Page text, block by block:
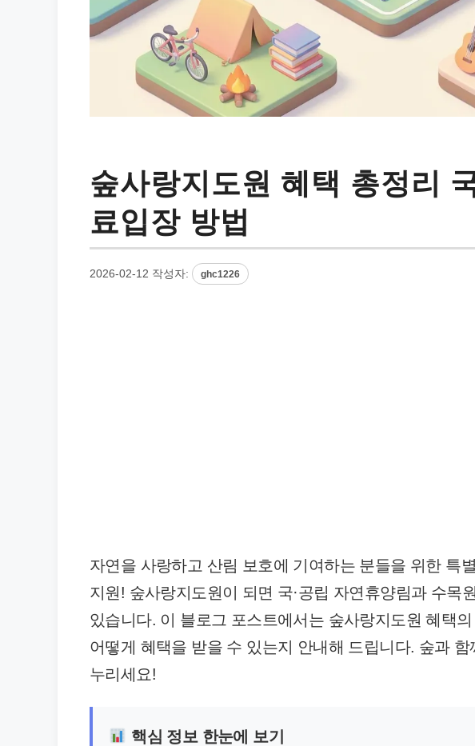
숲사랑지도원 혜택 총정리
료입장 방법
2026-02-12 작성자: ghc1226
자연을 사랑하고 산림 보호에 기여하는 분들을 위한 특
지원! 숲사랑지도원이 되면 국·공립 자연휴양림과 수목
있습니다. 이 블로그 포스트에서는 숲사랑지도원 혜택
어떻게 혜택을 받을 수 있는지 안내해 드립니다. 숲과
누리세요!
핵심 정보 한눈에 보기